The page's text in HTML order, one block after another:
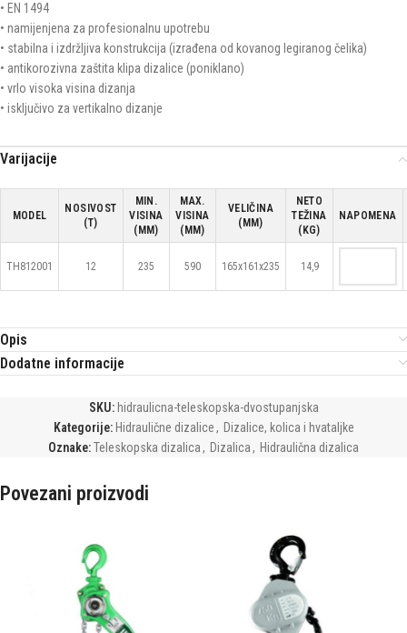
• EN 1494
• namijenjena za profesionalnu upotrebu
• stabilna i izdržljiva konstrukcija (izrađena od kovanog legiranog čelika)
• antikorozivna zaštita klipa dizalice (poniklano)
• vrlo visoka visina dizanja
• isključivo za vertikalno dizanje
Varijacije
MODEL
NOSIVOST
(T)
MIN.
VISINA
(MM)
MAX.
VISINA
(MM)
VELIČINA
(MM)
NETO
TEŽINA
(KG)
NAPOMENA
TH812001 12 235 590 165x161x235 14,9
Opis
Dodatne informacije
SKU: hidraulicna-teleskopska-dvostupanjska
Kategorije: Hidraulične dizalice, Dizalice, kolica i hvataljke
Oznake:Teleskopska dizalica, Dizalica, Hidraulična dizalica
Povezani proizvodi